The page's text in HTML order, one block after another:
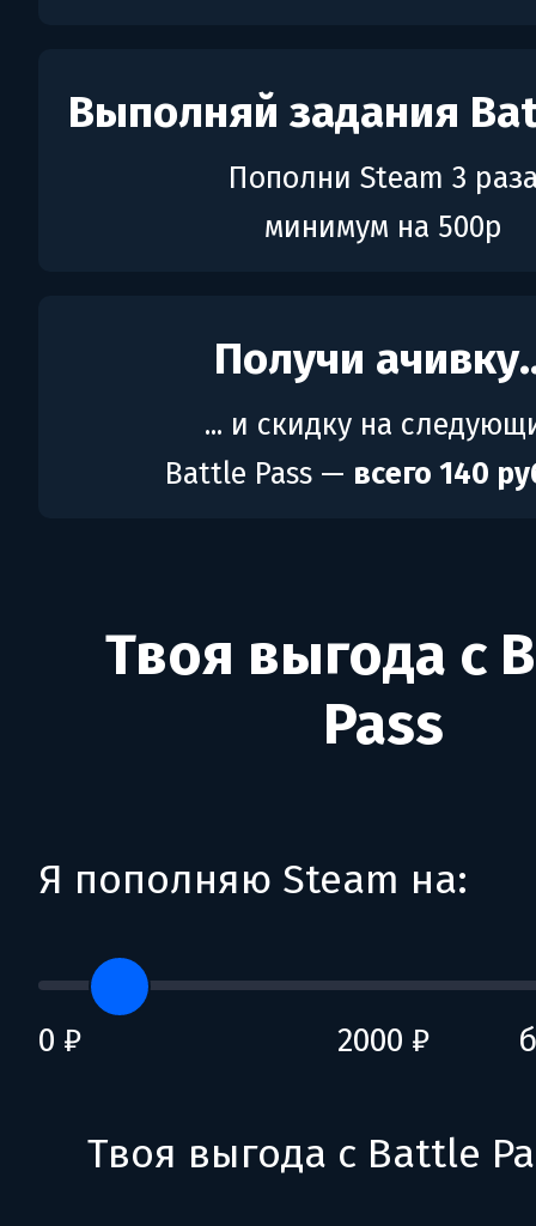
Выполняй задания
Пополни Steam 3
минимум на 500р
Получи
... и скидку на
Battle Pass — всего 140
Твоя выгода с
Pass
Я пополняю Steam на:
0 ₽ 2000 ₽
Твоя выгода с Battle